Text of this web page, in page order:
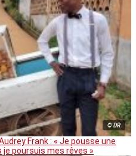
© DR
Frank : « Je pousse une
poursuis mes rêves »